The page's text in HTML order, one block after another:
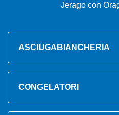
Jerago con
ASCIUGABIANCHERIA
CONGELATORI